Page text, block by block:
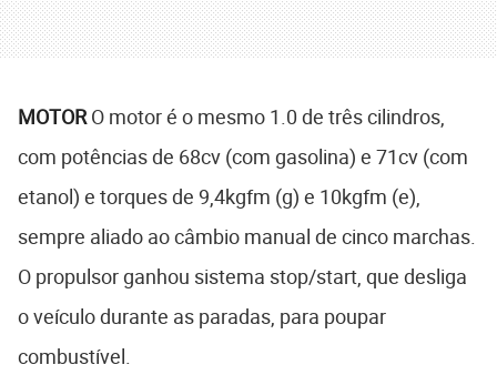
MOTORO motor é o mesmo 1.0 de três cilindros,
com potências de 68cv (com gasolina) e 71cv (com
etanol) e torques de 9,4kgfm (g) e 10kgfm (e),
sempre aliado ao câmbio manual de cinco marchas.
O propulsor ganhou sistema stop/start, que desliga
o veículo durante as paradas, para poupar
combustível.